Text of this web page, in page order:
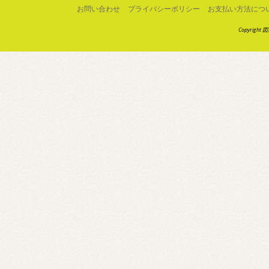
お問い合わせ プライバシーポリシー お支払い方法につ
Copyright 図